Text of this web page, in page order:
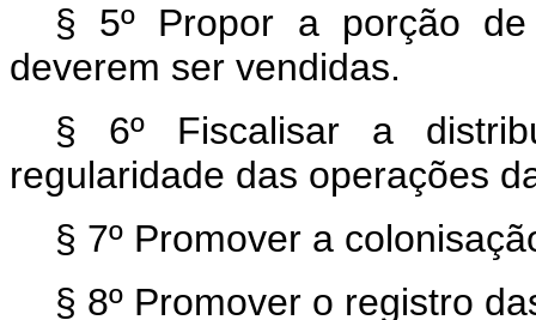
§ 5º Propor a porção de
deverem ser vendidas.
§ 6º Fiscalisar a
regularidade das operações
§ 7º Promover a
§ 8º Promover o registro